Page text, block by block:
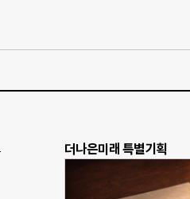
더나은미래 특별기획